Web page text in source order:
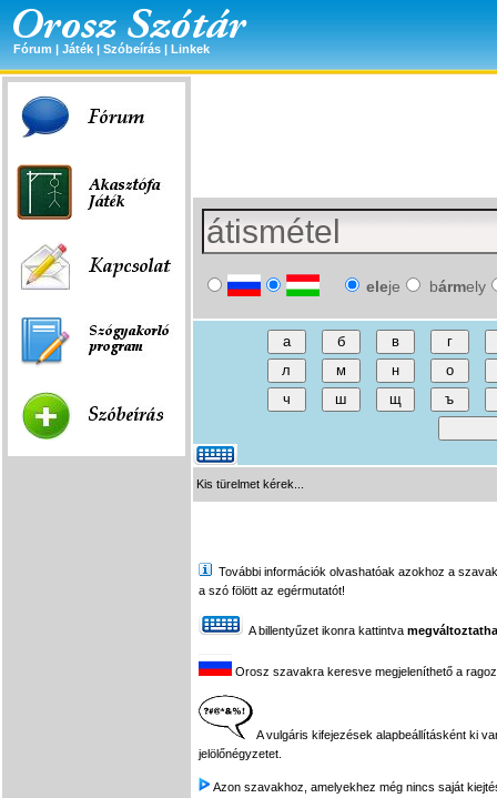
Fórum | Játék | Szóbeírás | Linkek
eleje bármely
Kis türelmet kérek...
További információk olvashatóak azokhoz a
a szó fölött az egérmutatót!
A billentyűzet ikonra kattintva
Orosz szavakra keresve megjeleníthető a
A vulgáris kifejezések alapbeállításként ki
jelölőnégyzetet.
Azon szavakhoz, amelyekhez még nincs saját